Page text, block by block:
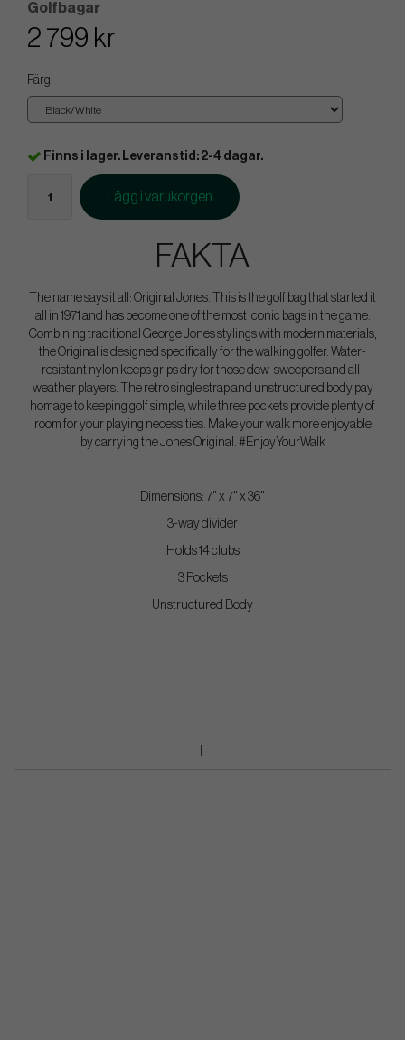
Golfbagar
2 799 kr
Färg
Finns i lager. Leveranstid: 2-4 dagar.
Lägg i varukorgen
FAKTA
The name says it all: Original Jones. This is the golf bag that started it
all in 1971 and has become one of the most iconic bags in the game.
Combining traditional George Jones stylings with modern materials,
the Original is designed specifically for the walking golfer. Water-
resistant nylon keeps grips dry for those dew-sweepers and all-
weather players. The retro single strap and unstructured body pay
homage to keeping golf simple, while three pockets provide plenty of
room for your playing necessities. Make your walk more enjoyable
by carrying the Jones Original. #EnjoyYourWalk
Dimensions: 7" x 7" x 36"
3-way divider
Holds 14 clubs
3 Pockets
Unstructured Body